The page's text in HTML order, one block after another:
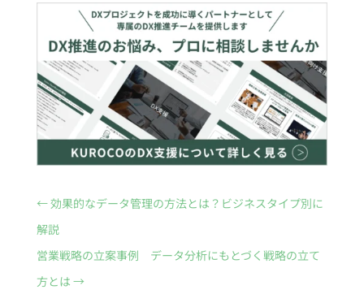
←効果的なデータ管理の方法とは？ビジネスタイプ別に
解説
営業戦略の立案事例 データ分析にもとづく戦略の立て
方とは →